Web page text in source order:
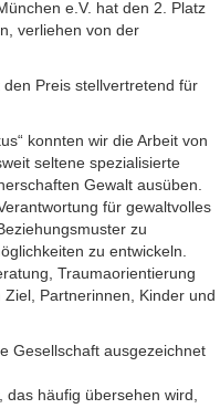
e.V. hat den 2. Platz
verliehen von der
Preis stellvertretend für
konnten wir die Arbeit von
seltene spezialisierte
Gewalt ausüben.
für gewaltvolles
zu
zu entwickeln.
Traumaorientierung
Partnerinnen, Kinder und
Gesellschaft ausgezeichnet
häufig übersehen wird,